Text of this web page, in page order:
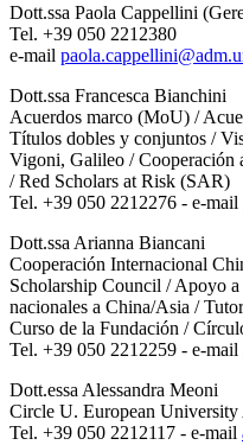
Dott.ssa Paola Cappellini
Tel. +39 050 2212380
e-mail
Dott.ssa Francesca Bianchini
Acuerdos marco (MoU) /
Títulos dobles y conjuntos /
Vigoni, Galileo / Cooperación
/ Red Scholars at Risk (SAR)
Tel. +39 050 2212276 - e-mail
Dott.ssa Arianna Biancani
Cooperación Internacional
Scholarship Council / Apoyo
nacionales a China/Asia /
Curso de la Fundación /
Tel. +39 050 2212259 - e-mail
Dott.essa Alessandra Meoni
Circle U. European
Tel. +39 050 2212117 - e-mail